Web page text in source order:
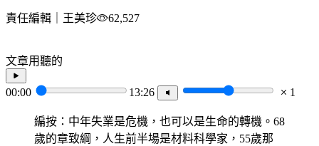
責任編輯｜王美珍 62,527
文章用聽的
00:00 13:26 1
編按：中年失業是危機，也可以是生命的轉機。68
歲的章致綱，人生前半場是材料科學家，55歲那